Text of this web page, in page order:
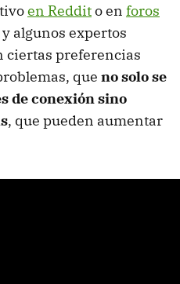
en Reddito en foros
y algunos expertos
ciertas preferencias
que no solo se
de conexión sino
, que pueden aumentar